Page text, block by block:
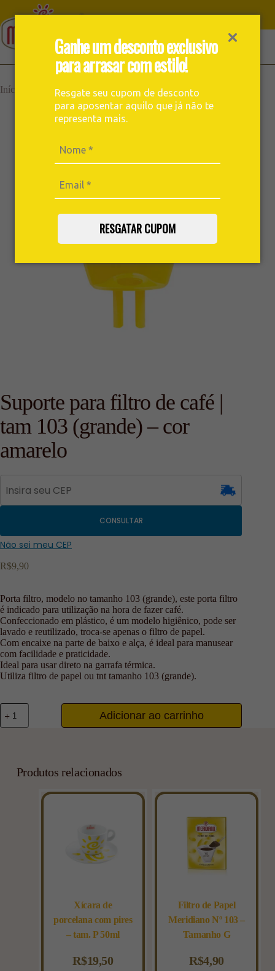
Ganhe um desconto exclusivo
para arrasar com estilo!
Resgate seu cupom de desconto
para aposentar aquilo que já não te
representa mais.
RESGATAR CUPOM
Início Acessórios ›
(grande) – cor amarelo
Suporte para filtro de café |
tam 103 (grande) – cor
amarelo
CONSULTAR
Não sei meu CEP
R$9,90
Porta filtro, modelo no tamanho 103 (grande), este porta filtro
é indicado para utilização na hora de fazer café.
Confeccionado em plástico, é um modelo higiênico, pode ser
lavado e reutilizado, troca-se apenas o filtro de papel.
Com encaixe na parte de baixo e alça, é ideal para manusear
com facilidade e praticidade.
Ideal para usar direto na garrafa térmica.
Utiliza filtro de papel ou tnt tamanho 103 (grande).
Adicionar ao carrinho
Produtos relacionados
Xícara de
porcelana com pires
– tam. P 50ml
R$19,50
Filtro de Papel
Meridiano Nº 103 –
Tamanho G
R$4,90